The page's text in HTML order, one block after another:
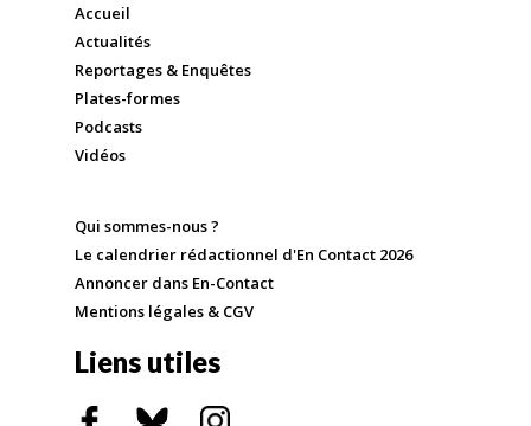
Accueil
Actualités
Reportages & Enquêtes
Plates-formes
Podcasts
Vidéos
Qui sommes-nous ?
Le calendrier rédactionnel d'En Contact 2026
Annoncer dans En-Contact
Mentions légales & CGV
Liens utiles